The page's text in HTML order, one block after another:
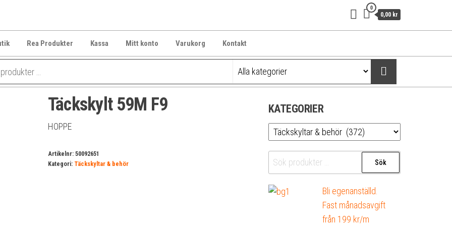
0
0,00 kr
Rea Produkter Kassa Mitt konto Varukorg Kontakt
Täckskylt 59M F9
HOPPE
Artikelnr: 50092651
Kategori: Täckskyltar & behör
KATEGORIER
Sök
efter:
Sök
Bli egenanställd.
Fast månadsavgift
från 199 kr/m